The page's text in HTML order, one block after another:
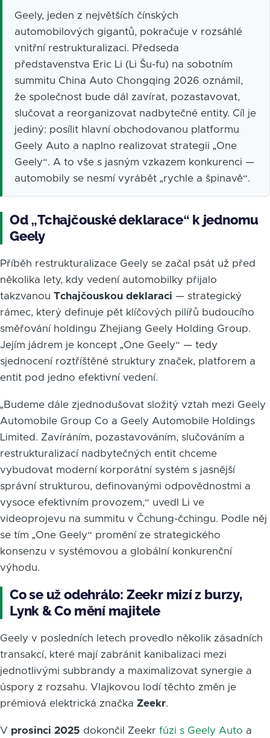
Geely, jeden z největších čínských
automobilových gigantů, pokračuje v rozsáhlé
vnitřní restrukturalizaci. Předseda
představenstva Eric Li (Li Šu-fu) na sobotním
summitu China Auto Chongqing 2026 oznámil,
že společnost bude dál zavírat, pozastavovat,
slučovat a reorganizovat nadbytečné entity. Cíl je
jediný: posílit hlavní obchodovanou platformu
Geely Auto a naplno realizovat strategii „One
Geely“. A to vše s jasným vzkazem konkurenci —
automobily se nesmí vyrábět „rychle a špinavě“.
Od „Tchajčouské deklarace“ k jednomu
Geely
Příběh restrukturalizace Geely se začal psát už před
několika lety, kdy vedení automobilky přijalo
takzvanou Tchajčouskou deklaraci — strategický
rámec, který definuje pět klíčových pilířů budoucího
směřování holdingu Zhejiang Geely Holding Group.
Jejím jádrem je koncept „One Geely“ — tedy
sjednocení roztříštěné struktury značek, platforem a
entit pod jedno efektivní vedení.
„Budeme dále zjednodušovat složitý vztah mezi Geely
Automobile Group Co a Geely Automobile Holdings
Limited. Zavíráním, pozastavováním, slučováním a
restrukturalizací nadbytečných entit chceme
vybudovat moderní korporátní systém s jasnější
správní strukturou, definovanými odpovědnostmi a
vysoce efektivním provozem,“ uvedl Li ve
videoprojevu na summitu v Čchung-čchingu. Podle něj
se tím „One Geely“ promění ze strategického
konsenzu v systémovou a globální konkurenční
výhodu.
Co se už odehrálo: Zeekr mizí z burzy,
Lynk & Co mění majitele
Geely v posledních letech provedlo několik zásadních
transakcí, které mají zabránit kanibalizaci mezi
jednotlivými subbrandy a maximalizovat synergie a
úspory z rozsahu. Vlajkovou lodí těchto změn je
prémiová elektrická značka Zeekr.
V prosinci 2025 dokončil Zeekr fúzi s Geely Auto a